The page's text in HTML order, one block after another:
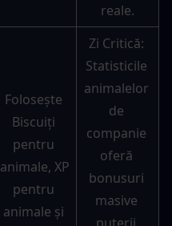
reale.
Folosește
Biscuiți
pentru
animale, XP
pentru
animale și
Zi Critică:
Statisticile
animalelor
de
companie
oferă
bonusuri
masive